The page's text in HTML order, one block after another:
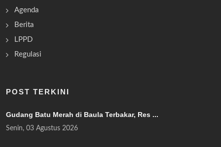
Agenda
Berita
LPPD
Regulasi
POST TERKINI
Gudang Batu Merah di Baula Terbakar, Res ...
Senin, 03 Agustus 2026